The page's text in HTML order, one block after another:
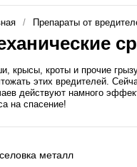
Препараты от
крысы, кроты и прочие
этих вредителей.
действуют намного
на спасение!
металл